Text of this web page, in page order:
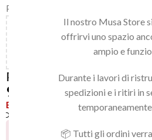
Il nostro Musa Store
offrirvi uno spazio
ampio e
Durante i lavori di
spedizioni e i ritiri in
📦 Tutti gli ordini
PUNTE PER FRESA
150,00€ al carrello e
PUNTA CERAMICA AD
9,90
Esaurito
Aggiungi alla lista
Persone che guardano